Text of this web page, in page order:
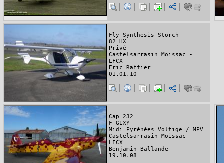
Fly Synthesis Storch
82 HX
Privé
Castelsarrasin Moissac -
LFCX
Eric Raffier
01.01.10
Cap 232
F-GIXY
Midi Pyrénées Voltige / MPV
Castelsarrasin Moissac -
LFCX
Benjamin Ballande
19.10.08